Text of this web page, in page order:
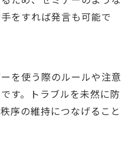
をすれば発言も可能で
を使う際のルールや注意
す。トラブルを未然に防
序の維持につなげること